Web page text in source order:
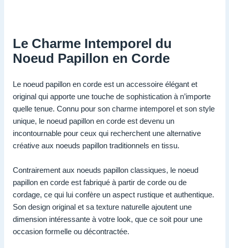
Le Charme Intemporel du
Noeud Papillon en Corde
Le noeud papillon en corde est un accessoire élégant et
original qui apporte une touche de sophistication à n’importe
quelle tenue. Connu pour son charme intemporel et son style
unique, le noeud papillon en corde est devenu un
incontournable pour ceux qui recherchent une alternative
créative aux noeuds papillon traditionnels en tissu.
Contrairement aux noeuds papillon classiques, le noeud
papillon en corde est fabriqué à partir de corde ou de
cordage, ce qui lui confère un aspect rustique et authentique.
Son design original et sa texture naturelle ajoutent une
dimension intéressante à votre look, que ce soit pour une
occasion formelle ou décontractée.